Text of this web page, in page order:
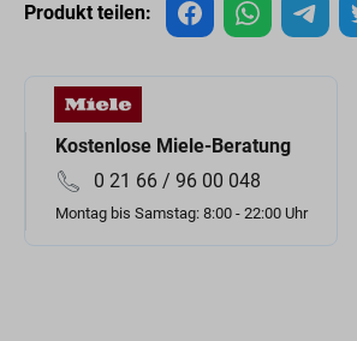
Produkt teilen:
Kostenlose Miele-Beratung
0 21 66 / 96 00 048
Montag bis Samstag: 8:00 - 22:00 Uhr